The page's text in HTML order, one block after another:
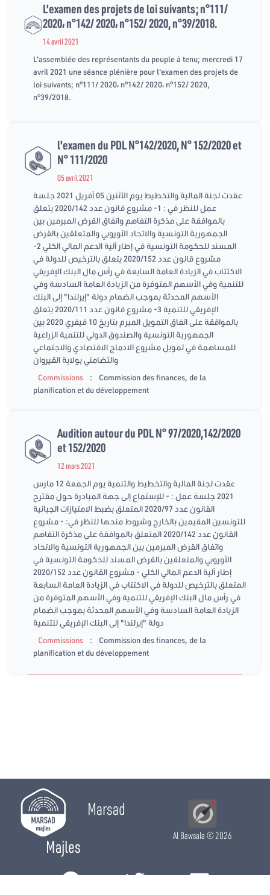
L'examen des projets de loi suivants; n°111/
2020، n°142/ 2020، n°152/ 2020, n°39/2018.
14 avril 2021
L'assemblée des représentants du peuple à tenu; mercredi 17
avril 2021 une séance plénière pour l'examen des projets de
loi suivants; n°111/ 2020، n°142/ 2020، n°152/ 2020,
n°39/2018.
l'examen du PDL N°142/2020, N° 152/2020 et
N° 111/2020
05 avril 2021
عقدت لجنة المالية والتخطيط يوم الأثنين 05 أفريل 2021 جلسة
عمل للنظر في : 1- مشروع قانون عدد 2020/142 يتعلق
بالموافقة على مذكرة التفاهم واتفاق القرض المبرمين بين
الجمهورية التونسية والاتحاد الأوروبي والمتعلقين بالقرض
المسند للحكومة التونسية في إطار آلية الدعم المالي الكلي 2-
مشروع قانون عدد 2020/152 يتعلق بالترخيص للدولة في
الاكتتاب في الزيادة العامة السابعة في رأس مال البنك الإفريقي
للتنمية وفي الأسهم المتوفرة من الزيادة العامة السادسة وفي
الأسهم المحدثة بموجب انضمام دولة "إيرلندا" إلى البنك
الإفريقي للتنمية 3- مشروع قانون عدد 2020/111 يتعلق
بالموافقة على اتفاق التمويل المبرم بتاريخ 10 فيفري 2020 بين
الجمهورية التونسية والصندوق الدولي للتنمية الزراعية
للمساهمة في تمويل مشروع الادماج الاقتصادي والاجتماعي
والتضامني بولاية القيروان
Commissions
:
Commission des finances, de la
planification et du développement
Audition autour du PDL N° 97/2020,142/2020
et 152/2020
12 mars 2021
عقدت لجنة المالية والتخطيط والتنمية يوم الجمعة 12 مارس
2021 جلسة عمل : - للإستماع إلى جهة المبادرة حول مقترح
القانون عدد 2020/97 المتعلق بضبط الامتيازات الجبائية
للتونسين المقيمين بالخارج وشروط منحها للنظر في: - مشروع
القانون عدد 2020/142 المتعلق بالموافقة على مذكرة التفاهم
واتفاق القرض المبرمين بين الجمهورية التونسية والاتحاد
الأوروبي والمتعلقين بالقرض المسند للحكومة التونسية في
إطار آلية الدعم المالي الكلي - مشروع القانون عدد 2020/152
المتعلق بالترخيص للدولة في الاكتتاب في الزيادة العامة السابعة
في رأس مال البنك الإفريقي للتنمية وفي الأسهم المتوفرة من
الزيادة العامة السادسة وفي الأسهم المحدثة بموجب انضمام
دولة "إيرلندا" إلى البنك الإفريقي للتنمية
Commissions
:
Commission des finances, de la
planification et du développement
Marsad
Majles
Al Bawsala© 2026